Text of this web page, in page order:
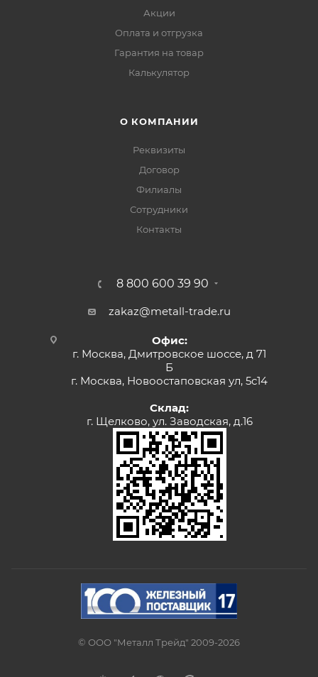
Акции
Оплата и отгрузка
Гарантия на товар
Калькулятор
О КОМПАНИИ
Реквизиты
Договор
Филиалы
Сотрудники
Контакты
8 800 600 39 90
zakaz@metall-trade.ru
Офис:
г. Москва, Дмитровское шоссе, д 71
Б
г. Москва, Новоостаповская ул, 5с14
Склад:
г. Щелково, ул. Заводская, д.16
© ООО "Металл Трейд" 2009-2026